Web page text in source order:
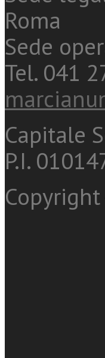
Roma
Sede
Tel. 041
Capitale
P.I.